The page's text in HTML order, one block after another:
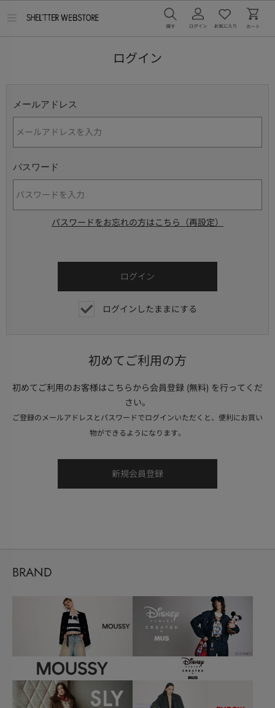
ログイン
メールアドレス
パスワード
パスワードをお忘れの方はこちら（再設定）
ログインしたままにする
初めてご利用の方
初めてご利用のお客様はこちらから会員登録 (無料) を行ってくだ
さい。
ご登録のメールアドレスとパスワードでログインいただくと、便利にお買い
物ができるようになります。
BRAND